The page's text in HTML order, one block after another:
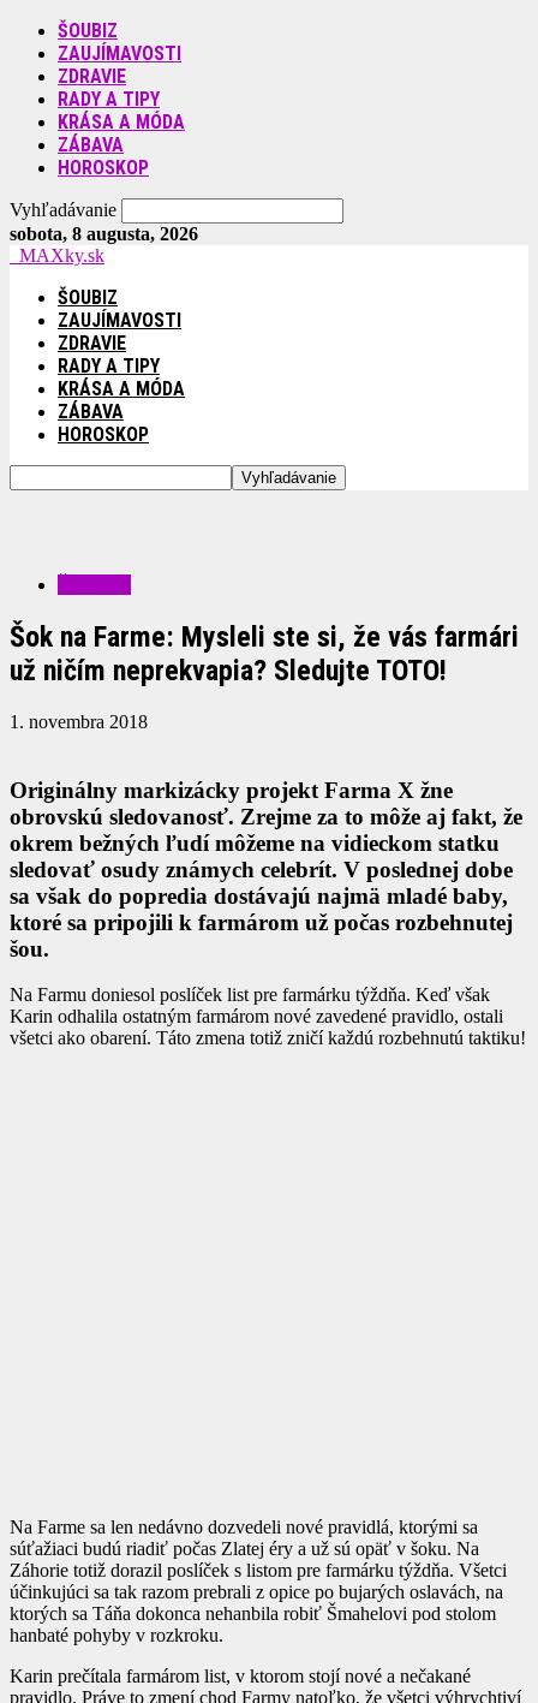
ŠOUBIZ
ZAUJÍMAVOSTI
ZDRAVIE
RADY A TIPY
KRÁSA A MÓDA
ZÁBAVA
HOROSKOP
Vyhľadávanie
sobota, 8 augusta, 2026
MAXky.sk
ŠOUBIZ
ZAUJÍMAVOSTI
ZDRAVIE
RADY A TIPY
KRÁSA A MÓDA
ZÁBAVA
HOROSKOP
Šok na Farme: Mysleli ste si, že vás farmári
už ničím neprekvapia? Sledujte TOTO!
1. novembra 2018
Originálny markizácky projekt Farma X žne
obrovskú sledovanosť. Zrejme za to môže aj fakt, že
okrem bežných ľudí môžeme na vidieckom statku
sledovať osudy známych celebrít. V poslednej dobe
sa však do popredia dostávajú najmä mladé baby,
ktoré sa pripojili k farmárom už počas rozbehnutej
šou.
Na Farmu doniesol poslíček list pre farmárku týždňa. Keď však
Karin odhalila ostatným farmárom nové zavedené pravidlo, ostali
všetci ako obarení. Táto zmena totiž zničí každú rozbehnutú taktiku!
Na Farme sa len nedávno dozvedeli nové pravidlá, ktorými sa
súťažiaci budú riadiť počas Zlatej éry a už sú opäť v šoku. Na
Záhorie totiž dorazil poslíček s listom pre farmárku týždňa. Všetci
účinkujúci sa tak razom prebrali z opice po bujarých oslavách, na
ktorých sa Táňa dokonca nehanbila robiť Šmahelovi pod stolom
hanbaté pohyby v rozkroku.
Karin prečítala farmárom list, v ktorom stojí nové a nečakané
pravidlo. Práve to zmení chod Farmy natoľko, že všetci výhrychtiví